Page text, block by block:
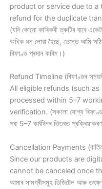
product or service due to a
refund for the duplicate
(যদি কোনো কাৰিকৰী ত্ৰুটিৰ বাবে
অধিক ধন লোৱা হৈছে, তেন্তে আমি
ৰিফাণ্ড প্ৰদান কৰিম।)
Refund Timeline (ৰিফাণ্ডৰ
All eligible refunds (such
processed within 5–7
verification. (সকলো যোগ্য ৰিফাণ্ড
পৰা 5–7 কৰ্মদিনৰ ভিতৰত
Cancellation Payments
Since our products are
cannot be canceled once
আমাৰ সামগ্ৰীসমূহ ডিজিটেল আৰু